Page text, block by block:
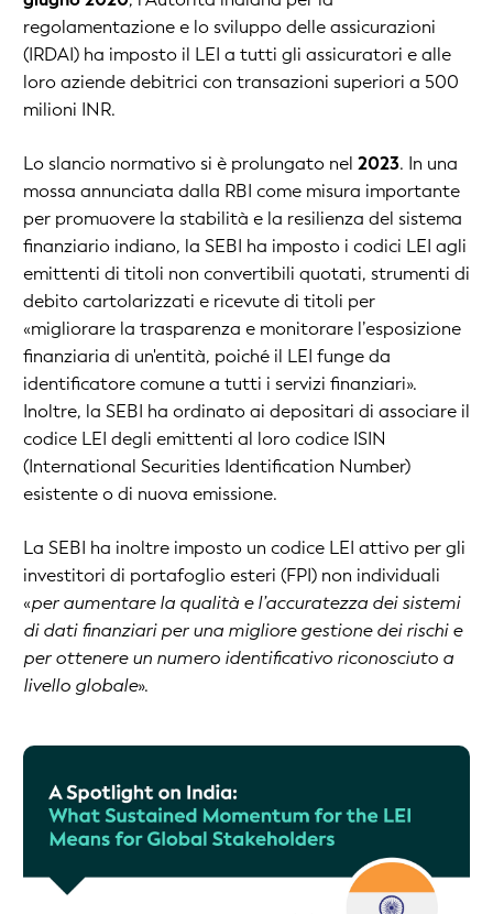
regolamentazione e lo sviluppo delle assicurazioni
(IRDAI) ha imposto il LEI a tutti gli assicuratori e alle
loro aziende debitrici con transazioni superiori a 500
milioni INR.
Lo slancio normativo si è prolungato nel 2023. In una
mossa annunciata dalla RBI come misura importante
per promuovere la stabilità e la resilienza del sistema
finanziario indiano, la SEBI ha imposto i codici LEI agli
emittenti di titoli non convertibili quotati, strumenti di
debito cartolarizzati e ricevute di titoli per
«migliorare la trasparenza e monitorare l’esposizione
finanziaria di un'entità, poiché il LEI funge da
identificatore comune a tutti i servizi finanziari».
Inoltre, la SEBI ha ordinato ai depositari di associare il
codice LEI degli emittenti al loro codice ISIN
(International Securities Identification Number)
esistente o di nuova emissione.
La SEBI ha inoltre imposto un codice LEI attivo per gli
investitori di portafoglio esteri (FPI) non individuali
«per aumentare la qualità e l’accuratezza dei sistemi
di dati finanziari per una migliore gestione dei rischi e
per ottenere un numero identificativo riconosciuto a
livello globale».